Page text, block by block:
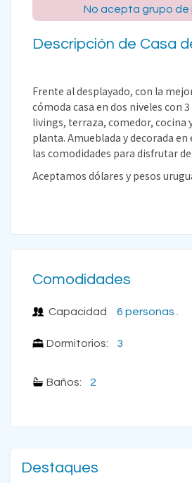
No acepta grupo de
Descripción de Casa
Frente al desplayado, con la
cómoda casa en dos niveles con
livings, terraza, comedor, cocina
planta. Amueblada y decorada
las comodidades para disfrutar
Aceptamos dólares y pesos
Comodidades
Capacidad
Dormitorios:
6 personas .
3
Baños: 2
Destaques